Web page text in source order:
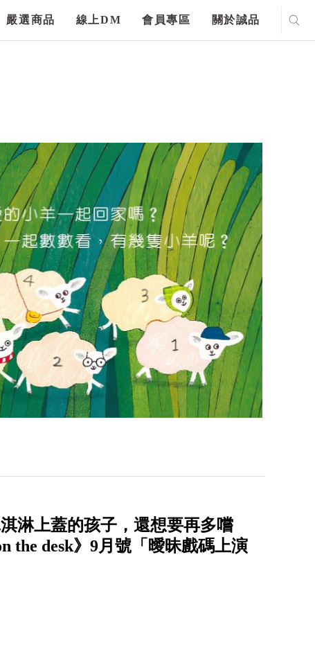
嚴選商品 線上DM 會員專區 關於誠品
淋上蓋的孩子，還想要再多嚐
desk》9月號「曖昧戲碼上演